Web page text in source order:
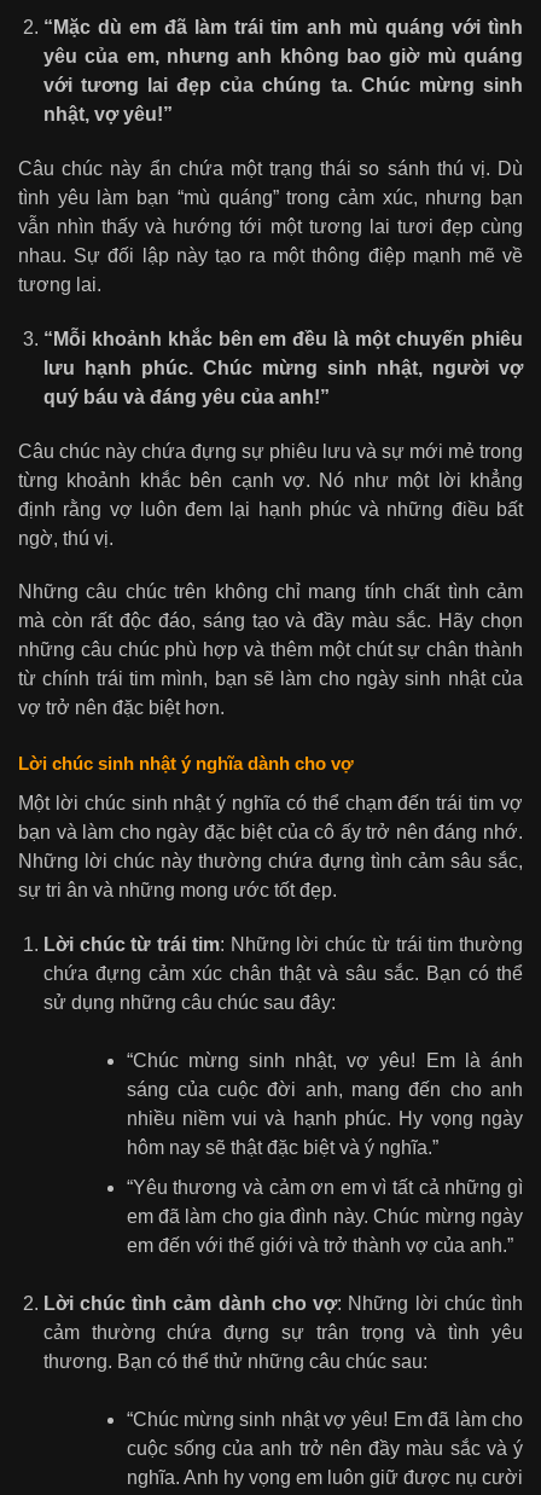
“Mặc dù em đã làm trái tim anh mù quáng với tình
yêu của em, nhưng anh không bao giờ mù quáng
với tương lai đẹp của chúng ta. Chúc mừng sinh
nhật, vợ yêu!”
Câu chúc này ẩn chứa một trạng thái so sánh thú vị. Dù
tình yêu làm bạn “mù quáng” trong cảm xúc, nhưng bạn
vẫn nhìn thấy và hướng tới một tương lai tươi đẹp cùng
nhau. Sự đối lập này tạo ra một thông điệp mạnh mẽ về
tương lai.
“Mỗi khoảnh khắc bên em đều là một chuyến phiêu
lưu hạnh phúc. Chúc mừng sinh nhật, người vợ
quý báu và đáng yêu của anh!”
Câu chúc này chứa đựng sự phiêu lưu và sự mới mẻ trong
từng khoảnh khắc bên cạnh vợ. Nó như một lời khẳng
định rằng vợ luôn đem lại hạnh phúc và những điều bất
ngờ, thú vị.
Những câu chúc trên không chỉ mang tính chất tình cảm
mà còn rất độc đáo, sáng tạo và đầy màu sắc. Hãy chọn
những câu chúc phù hợp và thêm một chút sự chân thành
từ chính trái tim mình, bạn sẽ làm cho ngày sinh nhật của
vợ trở nên đặc biệt hơn.
Lời chúc sinh nhật ý nghĩa dành cho vợ
Một lời chúc sinh nhật ý nghĩa có thể chạm đến trái tim vợ
bạn và làm cho ngày đặc biệt của cô ấy trở nên đáng nhớ.
Những lời chúc này thường chứa đựng tình cảm sâu sắc,
sự tri ân và những mong ước tốt đẹp.
Lời chúc từ trái tim: Những lời chúc từ trái tim thường
chứa đựng cảm xúc chân thật và sâu sắc. Bạn có thể
sử dụng những câu chúc sau đây:
“Chúc mừng sinh nhật, vợ yêu! Em là ánh
sáng của cuộc đời anh, mang đến cho anh
nhiều niềm vui và hạnh phúc. Hy vọng ngày
hôm nay sẽ thật đặc biệt và ý nghĩa.”
“Yêu thương và cảm ơn em vì tất cả những gì
em đã làm cho gia đình này. Chúc mừng ngày
em đến với thế giới và trở thành vợ của anh.”
Lời chúc tình cảm dành cho vợ: Những lời chúc tình
cảm thường chứa đựng sự trân trọng và tình yêu
thương. Bạn có thể thử những câu chúc sau:
“Chúc mừng sinh nhật vợ yêu! Em đã làm cho
cuộc sống của anh trở nên đầy màu sắc và ý
nghĩa. Anh hy vọng em luôn giữ được nụ cười